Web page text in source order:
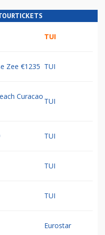
TUI
Zee €1235 TUI
Curacao
TUI
TUI
TUI
TUI
Eurostar